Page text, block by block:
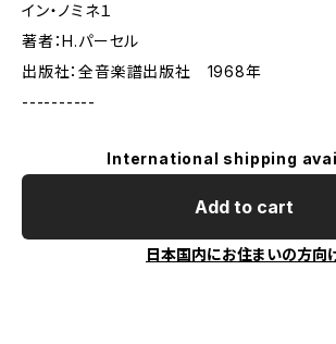
イン・ノミネ１
著者：H.パーセル
出版社：全音楽譜出版社 1968年
----------
International shipping
Add to cart
日本国内にお住まいの方向